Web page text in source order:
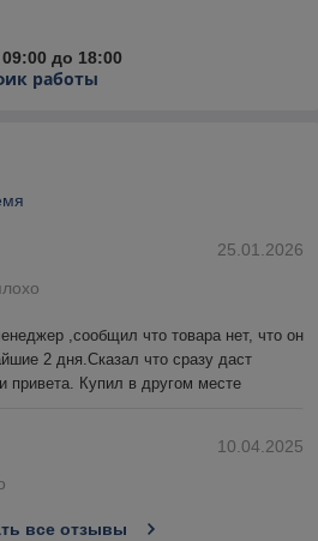
до 18:00
работы
25.01.2026
,сообщил что товара нет, что он
2 дня.Сказал что сразу даст
привета. Купил в другом месте
10.04.2025
все отзывы